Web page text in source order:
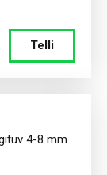
Telli
4-8 mm